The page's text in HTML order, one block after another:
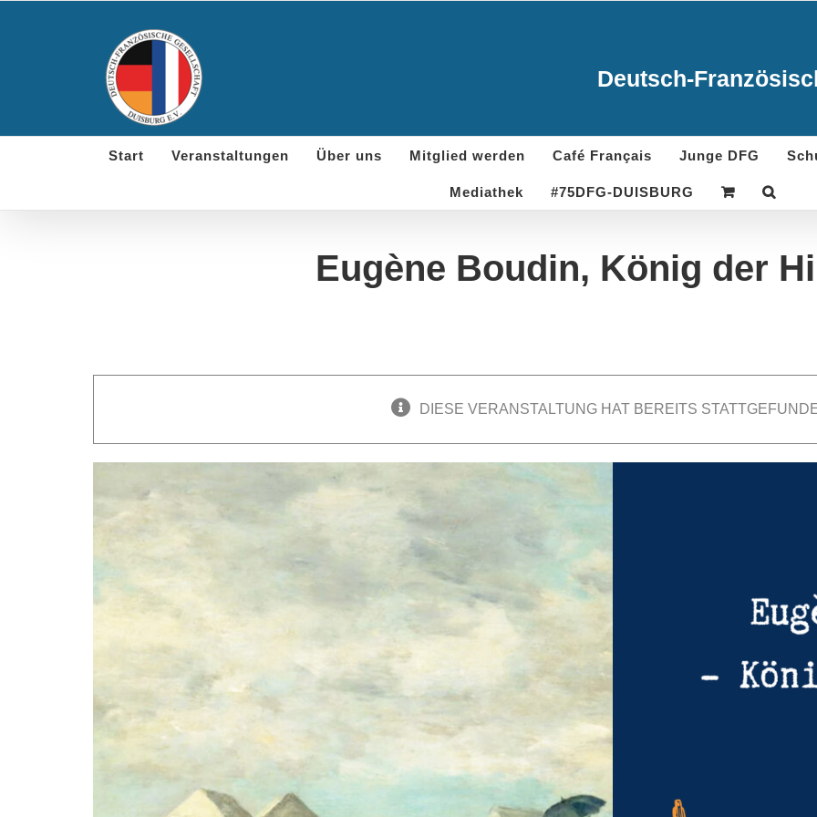
Deutsch-
Start Veranstaltungen Über uns Mitglied werden Café Français Junge DFG
Mediathek #75DFG-DUISBURG
Eugène Boudin, König der
DIESE VERANSTALTUNG HAT BEREITS